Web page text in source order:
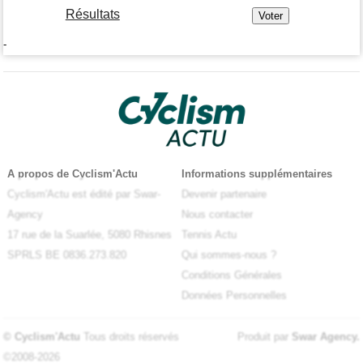
Résultats
-
A propos de Cyclism'Actu
Cyclism'Actu est édité par Swar-
Agency
17 rue de la Suarlée, 5080 Rhisnes
SPRLS BE 0836.273.820
Informations supplémentaires
Devenir partenaire
Nous contacter
Tennis Actu
Qui sommes-nous ?
Conditions Générales
Données Personnelles
© Cyclism'Actu Tous droits réservés
©2008-2026
Produit par Swar Agency.